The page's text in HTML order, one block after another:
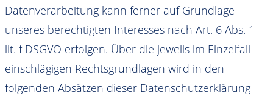
Datenverarbeitung kann ferner auf Grundlage
unseres berechtigten Interesses nach Art. 6 Abs. 1
lit. f DSGVO erfolgen. Über die jeweils im Einzelfall
einschlägigen Rechtsgrundlagen wird in den
folgenden Absätzen dieser Datenschutzerklärung